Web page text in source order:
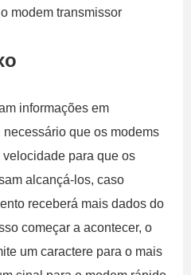
modem transmissor
informações em
que os modems
para que os
alcançá-los, caso
receberá mais dados do
começar a acontecer, o
um caractere para o mais